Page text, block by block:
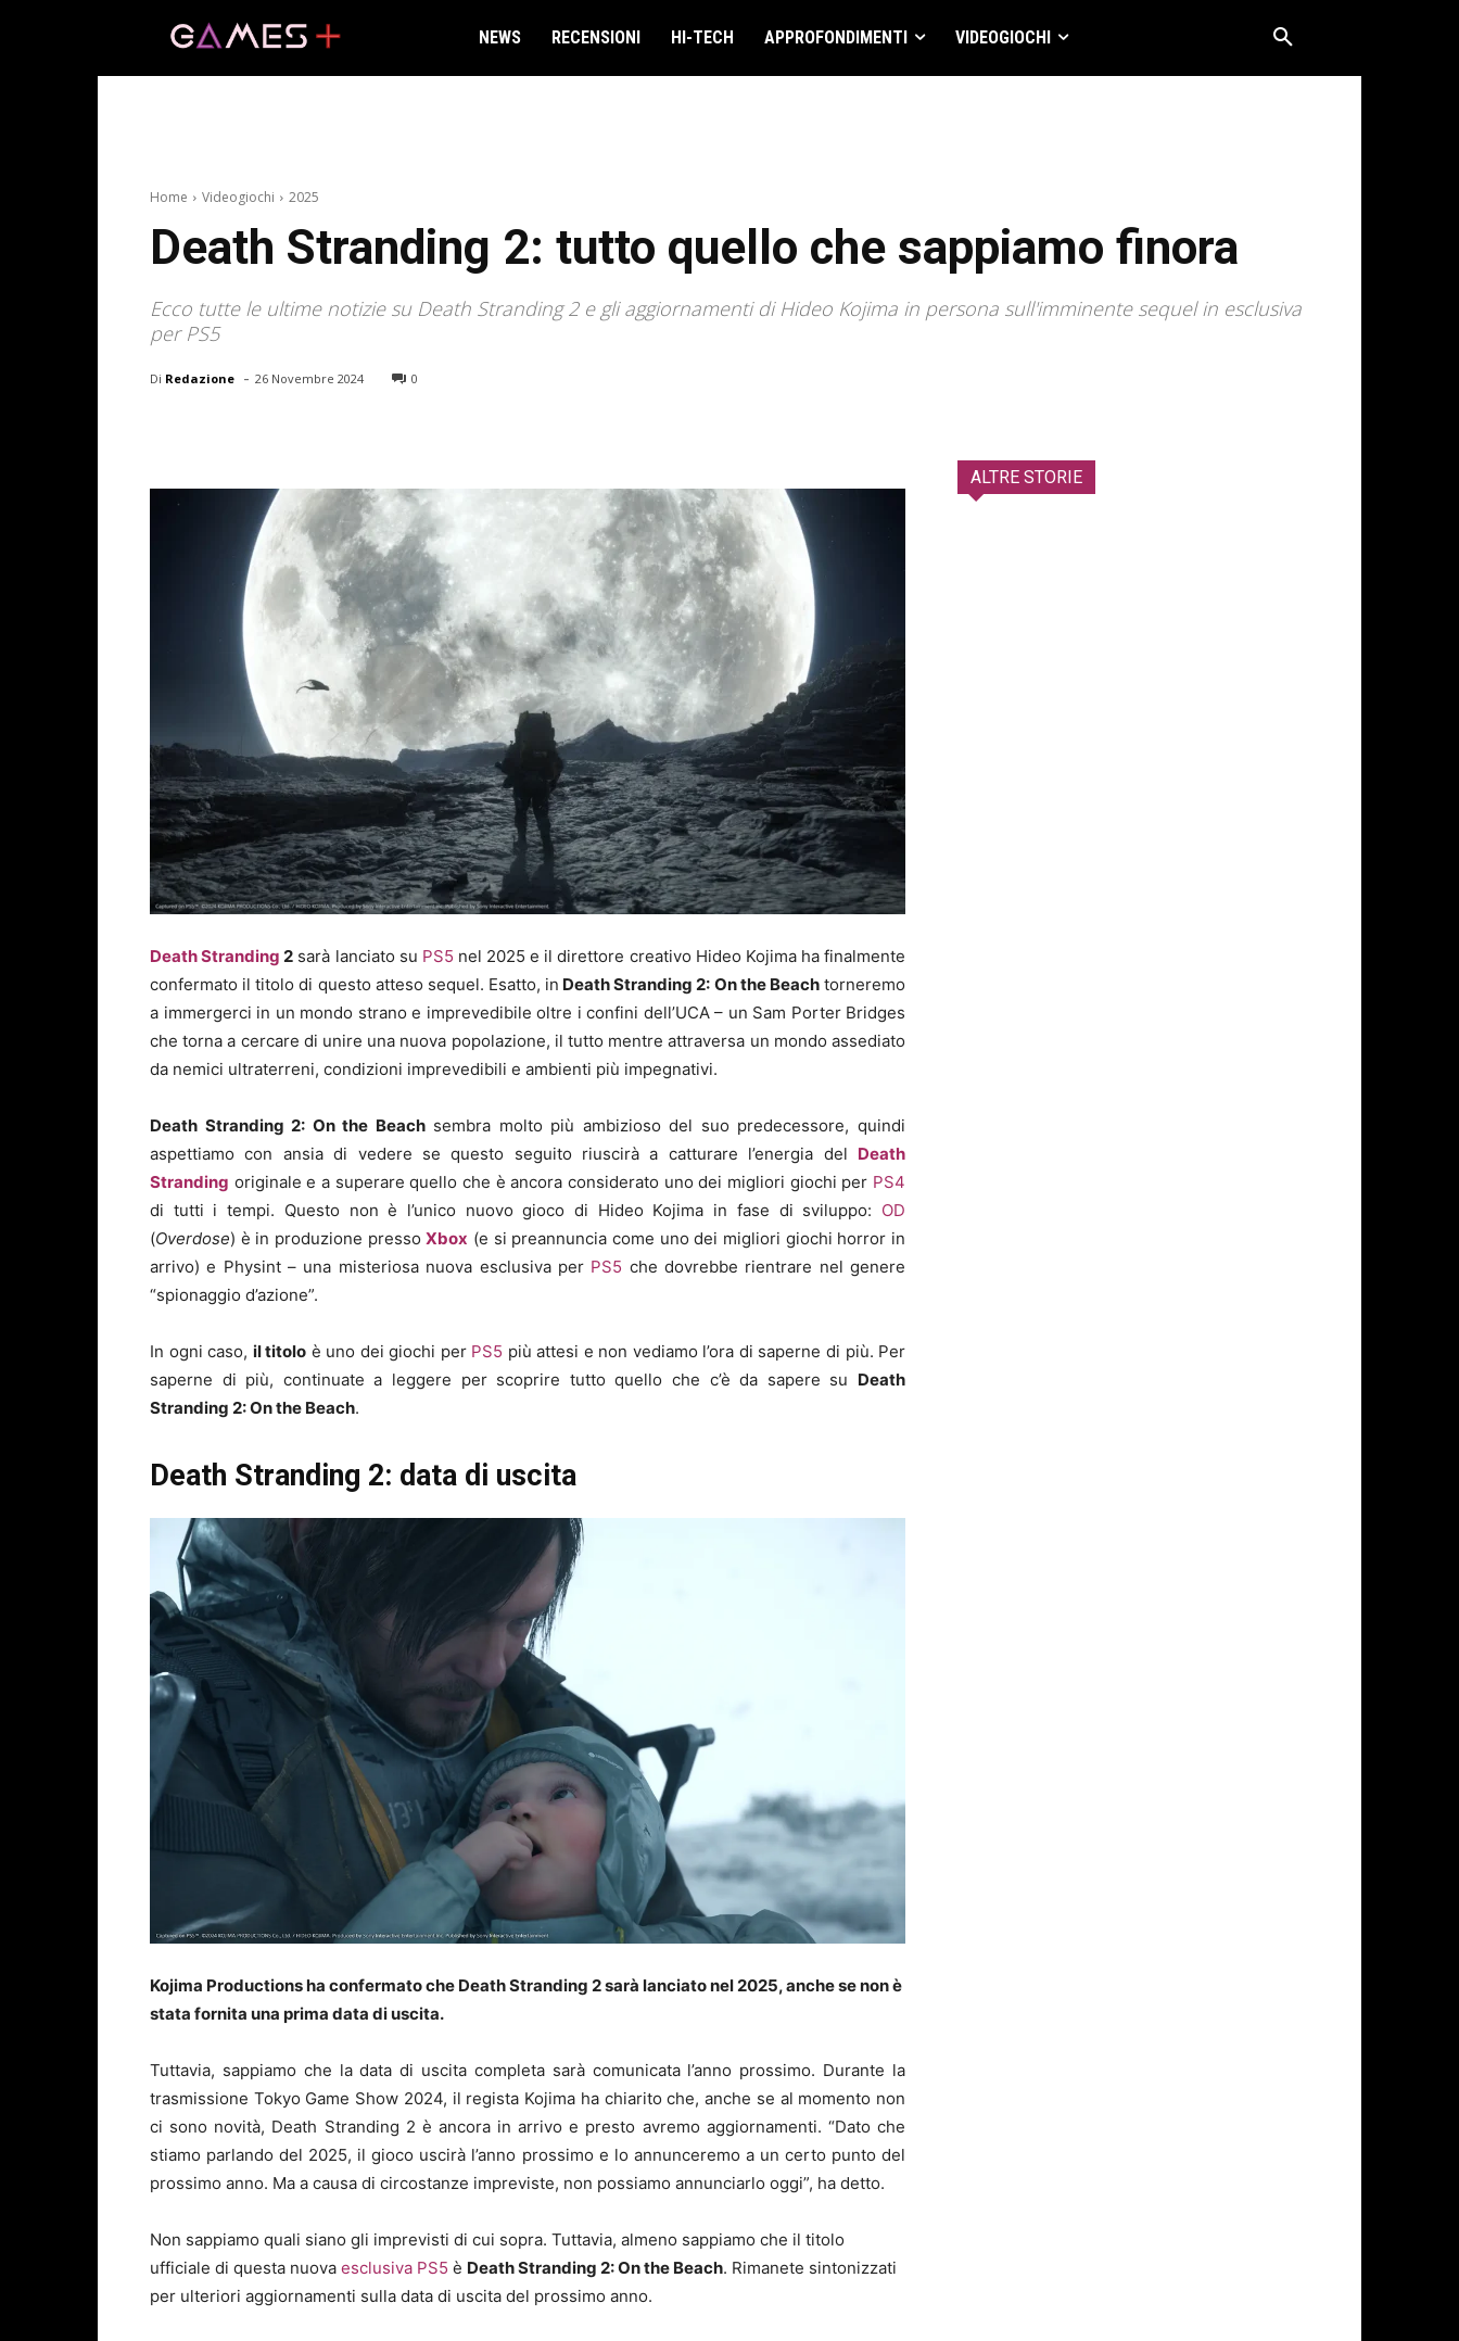
NEWS RECENSIONI HI-TECH APPROFONDIMENTI VIDEOGIOCHI
Home Videogiochi 2025
Death Stranding 2: tutto quello che sappiamo finora
Ecco tutte le ultime notizie su Death Stranding 2 e gli aggiornamenti di Hideo Kojima in persona sull'imminente sequel in esclusiva
per PS5
Di Redazione - 26 Novembre 2024 0
Death Stranding 2 sarà lanciato su PS5 nel 2025 e il direttore creativo Hideo Kojima ha finalmente
confermato il titolo di questo atteso sequel. Esatto, in Death Stranding 2: On the Beachtorneremo
a immergerci in un mondo strano e imprevedibile oltre i confini dell’UCA – un Sam Porter Bridges
che torna a cercare di unire una nuova popolazione, il tutto mentre attraversa un mondo assediato
da nemici ultraterreni, condizioni imprevedibili e ambienti più impegnativi.
Death Stranding 2: On the Beachsembra molto più ambizioso del suo predecessore, quindi
aspettiamo con ansia di vedere se questo seguito riuscirà a catturare l’energia del Death
Stranding originale e a superare quello che è ancora considerato uno dei migliori giochi per PS4
di tutti i tempi. Questo non è l’unico nuovo gioco di Hideo Kojima in fase di sviluppo: OD
(Overdose) è in produzione pressoXbox (e si preannuncia come uno dei migliori giochi horror in
arrivo) e Physint – una misteriosa nuova esclusiva per PS5 che dovrebbe rientrare nel genere
“spionaggio d’azione”.
In ogni caso, il titolo è uno dei giochi per PS5 più attesi e non vediamo l’ora di saperne di più. Per
saperne di più, continuate a leggere per scoprire tutto quello che c’è da sapere su Death
Stranding 2: On the Beach.
Death Stranding 2: data di uscita
Kojima Productions ha confermato che Death Stranding 2 sarà lanciato nel 2025, anche se non è
stata fornita una prima data di uscita.
Tuttavia, sappiamo che la data di uscita completa sarà comunicata l’anno prossimo. Durante la
trasmissione Tokyo Game Show 2024, il regista Kojima ha chiarito che, anche se al momento non
ci sono novità, Death Stranding 2 è ancora in arrivo e presto avremo aggiornamenti. “Dato che
stiamo parlando del 2025, il gioco uscirà l’anno prossimo e lo annunceremo a un certo punto del
prossimo anno. Ma a causa di circostanze impreviste, non possiamo annunciarlo oggi”, ha detto.
Non sappiamo quali siano gli imprevisti di cui sopra. Tuttavia, almeno sappiamo che il titolo
ufficiale di questa nuova esclusiva PS5 è Death Stranding 2: On the Beach. Rimanete sintonizzati
per ulteriori aggiornamenti sulla data di uscita del prossimo anno.
ALTRE STORIE